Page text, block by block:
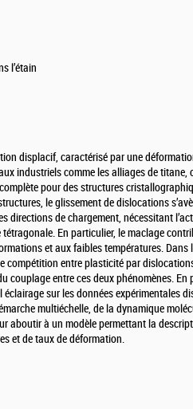
l’étain
displacif, caractérisé par une
industriels comme les alliages de titane,
pour des structures
le glissement de dislocations
directions de chargement, nécessitant
En particulier, le maclage
et aux faibles températures. Dans
compétition entre plasticité par
couplage entre ces deux phénomènes. En
sur les données expérimentales
multiéchelle, de la dynamique
aboutir à un modèle permettant la
et de taux de déformation.